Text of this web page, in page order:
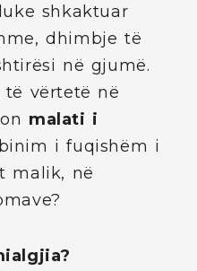
shkaktuar
dhimbje të
në gjumë.
të vërtetë në
malati i
i fuqishëm i
malik, në